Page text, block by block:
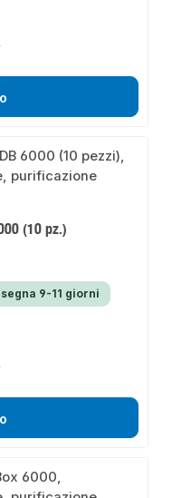
(10 pz.)
9-11 giorni